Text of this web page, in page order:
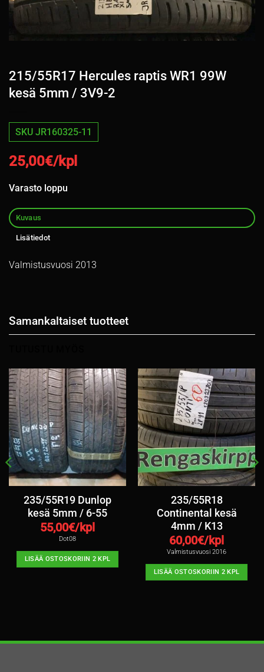
215/55R17 Hercules raptis WR1 99W
kesä 5mm / 3V9-2
SKU JR160325-11
25,00€/kpl
Varasto loppu
Kuvaus
Lisätiedot
Valmistusvuosi 2013
Samankaltaiset tuotteet
235/55R19 Dunlop
kesä 5mm / 6-55
55,00€/kpl
Dot08
LISÄÄ OSTOSKORIIN 2 KPL
235/55R18
Continental kesä
4mm / K13
60,00€/kpl
Valmistusvuosi 2016
LISÄÄ OSTOSKORIIN 2 KPL